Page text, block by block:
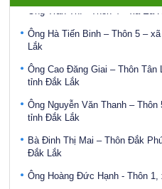
8.Bảo hiểm xã hội tỉnh ủng hộ
5.000.000đ
Điều động, bổ nhiệm bà Ayun
Sở Lao động - Thương binh và
Công bố Quyết định bổ nhiệm
Thương binh và Xã hội tỉnh Đắk
Phát động Chiến dịch “Chung
hậu quả bão số 3"
Khai mạc Hội trại thanh niên,
quốc lần thứ VI
Ông Trần Thí - Thôn 4 – xã Ea
Ông Hà Tiến Binh – Thôn 5 –
Lắk
Ông Cao Đăng Giai – Thôn Tân
tỉnh Đắk Lắk
Ông Nguyễn Văn Thanh – Thôn
tỉnh Đắk Lắk
Bà Đinh Thị Mai – Thôn Đắk
Đắk Lắk
Ông Hoàng Đức Hạnh - Thôn 1,